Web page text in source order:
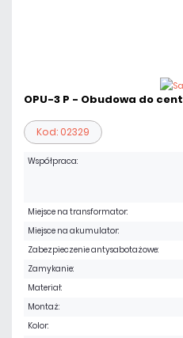
OPU-3 P - Obudowa do
Kod: 02329
Współpraca:
Miejsce na transformator:
Miejsce na akumulator:
Zabezpieczenie antysabotażowe:
Zamykanie:
Materiał:
Montaż:
Kolor: